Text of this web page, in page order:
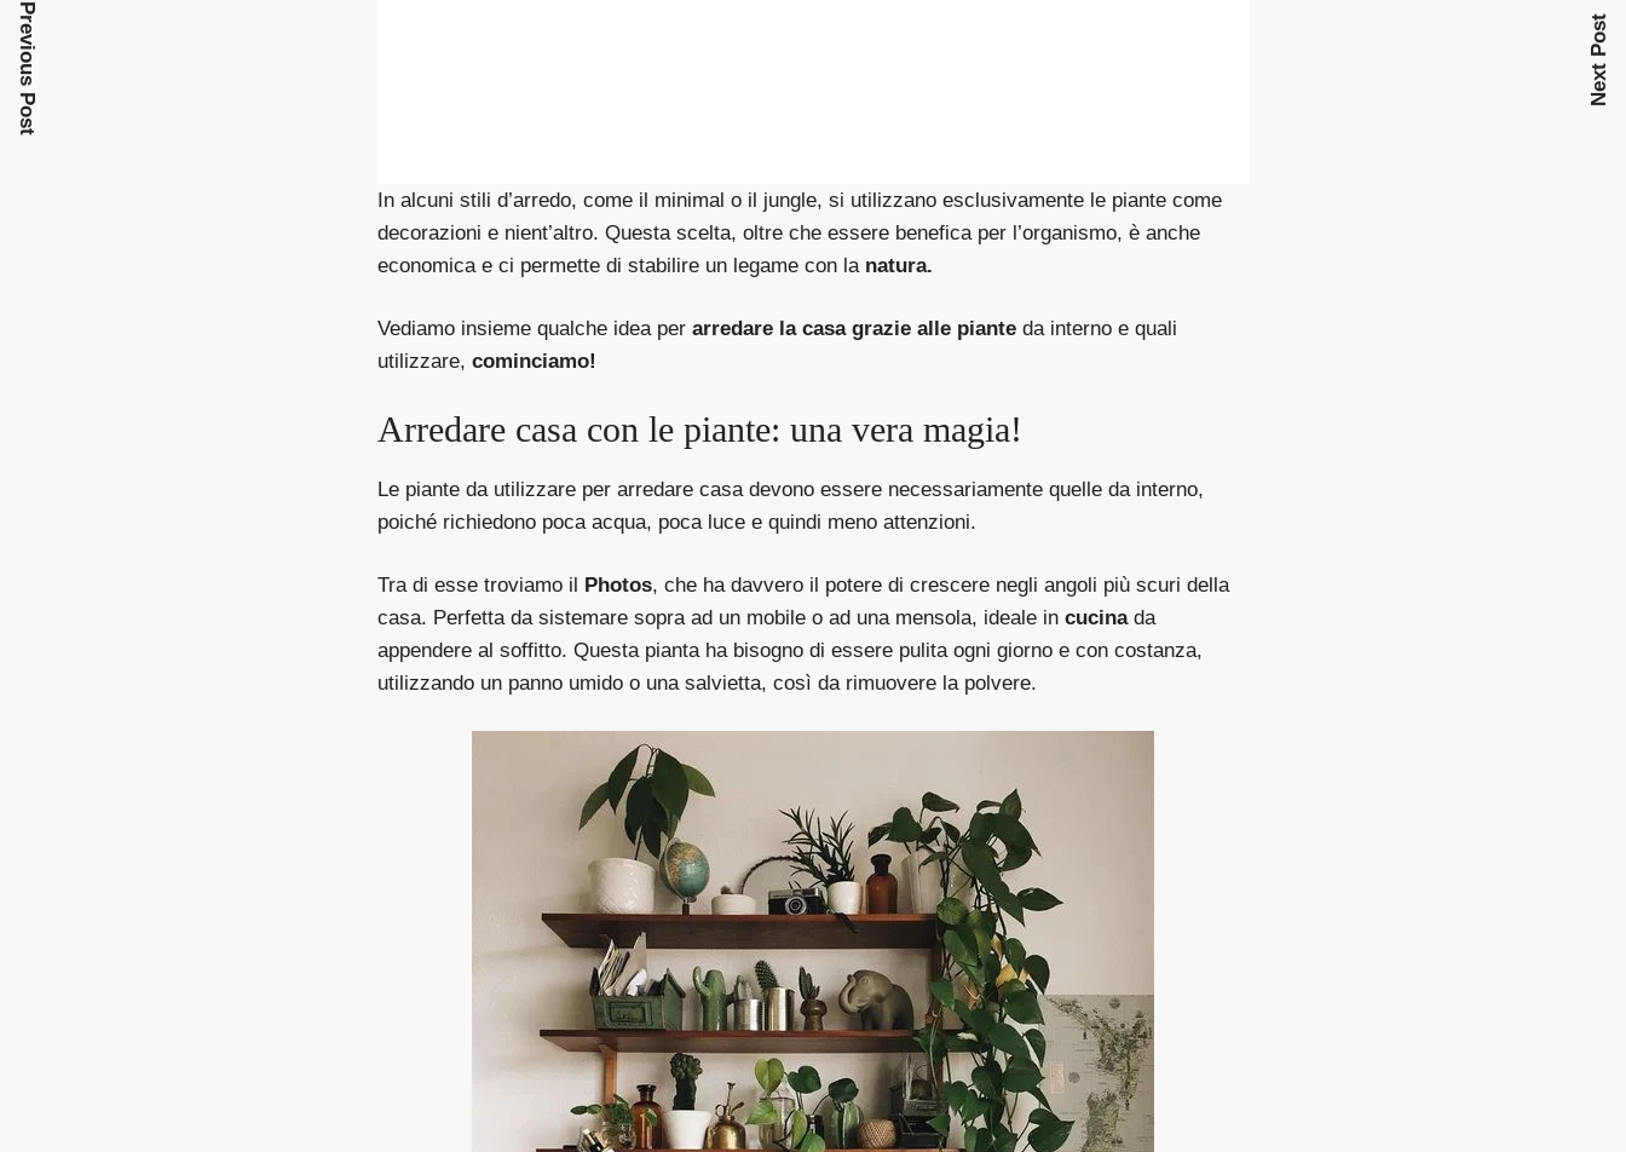
In alcuni stili d’arredo, come il minimal o il jungle, si utilizzano esclusivamente le piante come
decorazioni e nient’altro. Questa scelta, oltre che essere benefica per l’organismo, è anche
economica e ci permette di stabilire un legame con la natura.
Vediamo insieme qualche idea perarredare la casa grazie alle piante da interno e quali
utilizzare,cominciamo!
Arredare casa con le piante: una vera magia!
Le piante da utilizzare per arredare casa devono essere necessariamente quelle da interno,
poiché richiedono poca acqua, poca luce e quindi meno attenzioni.
Tra di esse troviamo il Photos, che ha davvero il potere di crescere negli angoli più scuri della
casa. Perfetta da sistemare sopra ad un mobile o ad una mensola, ideale in cucinada
appendere al soffitto. Questa pianta ha bisogno di essere pulita ogni giorno e con costanza,
utilizzando un panno umido o una salvietta, così da rimuovere la polvere.
Previous Post Next Post